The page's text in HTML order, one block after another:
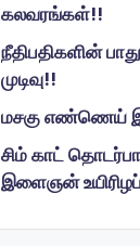
கலவரங்கள்!!
நீதிபதிகளின்
முடிவு!!
மசகு எண்ணெய்
சிம் காட்
இளைஞன்